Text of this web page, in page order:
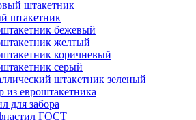
штакетник
штакетник
бежевый
желтый
коричневый
серый
штакетник зеленый
из евроштакетника
для забора
ГОСТ